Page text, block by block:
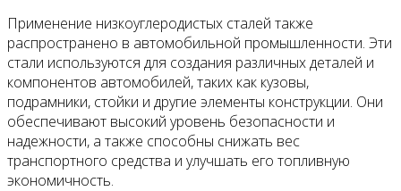
Применение низкоуглеродистых сталей также
распространено в автомобильной промышленности. Эти
стали используются для создания различных деталей и
компонентов автомобилей, таких как кузовы,
подрамники, стойки и другие элементы конструкции. Они
обеспечивают высокий уровень безопасности и
надежности, а также способны снижать вес
транспортного средства и улучшать его топливную
экономичность.